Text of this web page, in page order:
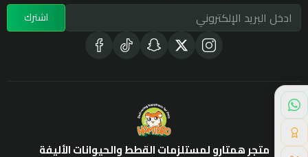
اشترك
متجر همتارو لمستلزمات القطط والحيوانات الأليفة